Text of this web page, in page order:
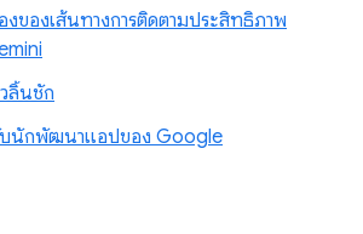
ของเส้นทางการติดตามประสิทธิภาพ
ลิ้นชัก
บนักพัฒนาแอปของ Google